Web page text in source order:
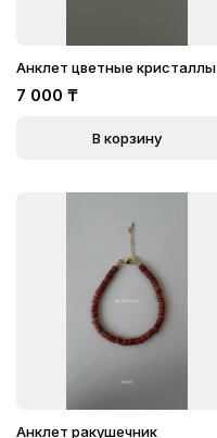
Анклет цветные кристаллы
7 000 ₸
В корзину
Анклет ракушечник